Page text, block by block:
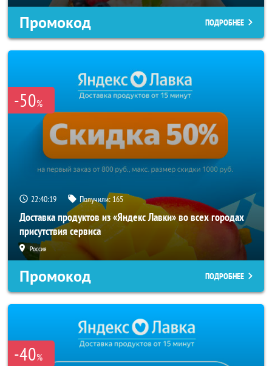
Промокод ПОДРОБНЕЕ
-50%
22:40:18 Получили: 165
Доставка продуктов из «Яндекс Лавки» во всех городах
присутствия сервиса
Россия
Промокод ПОДРОБНЕЕ
-40%